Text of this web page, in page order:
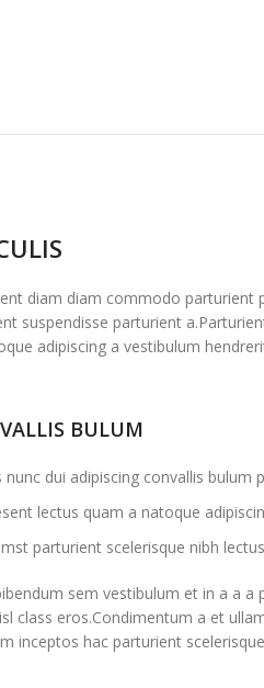
diam diam commodo parturient
suspendisse parturient
adipiscing a vestibulum
BULUM
dui adipiscing convallis bulum
lectus quam a natoque
parturient scelerisque nibh
sem vestibulum et in a a
class eros.Condimentum a et
inceptos hac parturient